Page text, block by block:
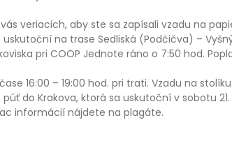
veriacich, aby ste sa zapísali vzadu na
na trase Sedliská (Podčičva) –
pri COOP Jednote ráno o 7:50 hod.
16:00 – 19:00 hod. pri trati. Vzadu na
do Krakova, ktorá sa uskutoční v sobotu
informácií nájdete na plagáte.